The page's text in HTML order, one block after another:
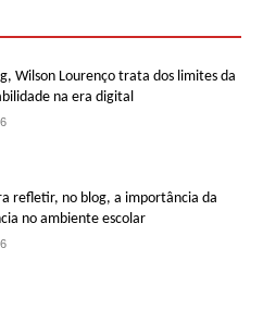
Wilson Lourenço trata dos limites da
na era digital
refletir, no blog, a importância da
no ambiente escolar